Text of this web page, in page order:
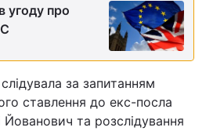
угоду про
за запитанням
ставлення до екс-посла
та розслідування